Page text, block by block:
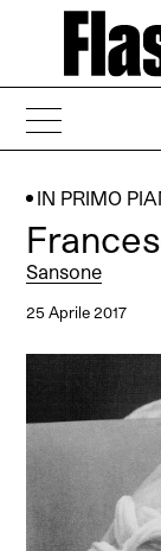
IN PRIMO
Sansone
25 Aprile 2017